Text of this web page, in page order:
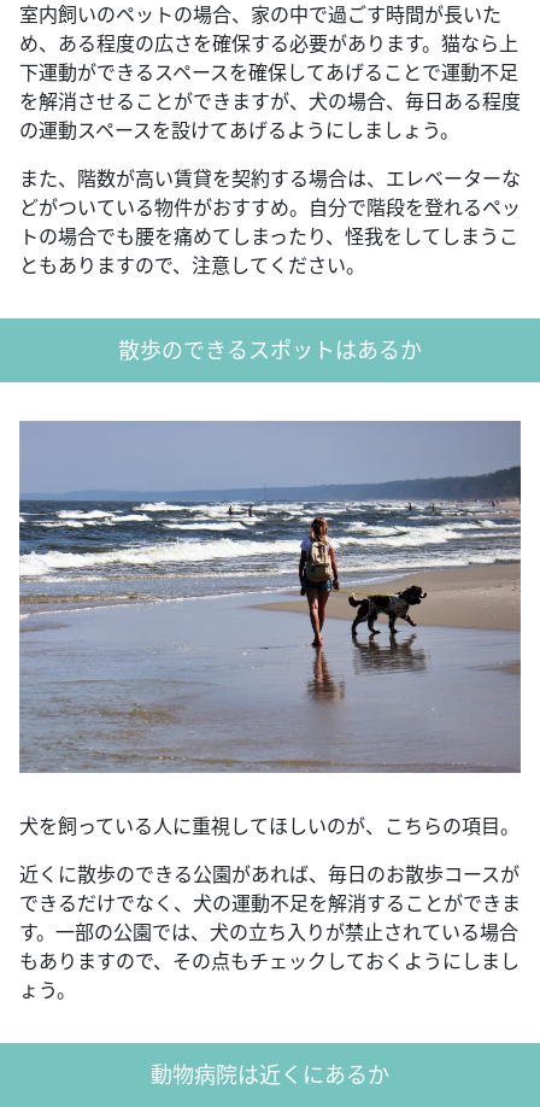
室内飼いのペットの場合、家の中で過ごす時間が長いた
め、ある程度の広さを確保する必要があります。猫なら上
下運動ができるスペースを確保してあげることで運動不足
を解消させることができますが、犬の場合、毎日ある程度
の運動スペースを設けてあげるようにしましょう。
また、階数が高い賃貸を契約する場合は、エレベーターな
どがついている物件がおすすめ。自分で階段を登れるペッ
トの場合でも腰を痛めてしまったり、怪我をしてしまうこ
ともありますので、注意してください。
散歩のできるスポットはあるか
犬を飼っている人に重視してほしいのが、こちらの項目。
近くに散歩のできる公園があれば、毎日のお散歩コースが
できるだけでなく、犬の運動不足を解消することができま
す。一部の公園では、犬の立ち入りが禁止されている場合
もありますので、その点もチェックしておくようにしまし
ょう。
動物病院は近くにあるか